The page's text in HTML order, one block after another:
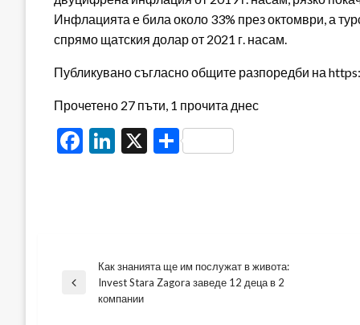
Инфлацията е била около 33% през октомври, а
спрямо щатския долар от 2021 г. насам.
Публикувано съгласно общите разпоредби на
Прочетено 27 пъти, 1 прочита днес
Facebook
LinkedIn
X Share
Навигация
Previous
Как знанията ще им послужат в живота:
Invest Stara Zagora заведе 12 деца в 2
компании